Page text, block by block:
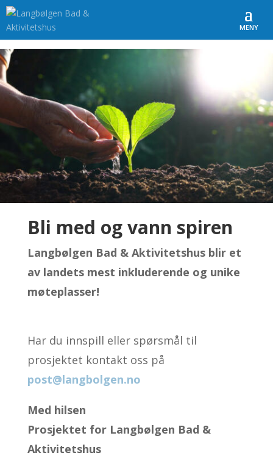
Bli med og vann spiren
Langbølgen Bad & Aktivitetshus blir et
av landets mest inkluderende og unike
møteplasser!
Har du innspill eller spørsmål til
prosjektet kontakt oss på
post@langbolgen.no
Med hilsen
Prosjektet for Langbølgen Bad &
Aktivitetshus